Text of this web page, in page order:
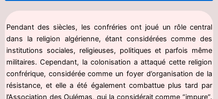
Pendant des siècles, les confréries ont joué un rôle central
dans la religion algérienne, étant considérées comme des
institutions sociales, religieuses, politiques et parfois même
militaires. Cependant, la colonisation a attaqué cette religion
confrérique, considérée comme un foyer d’organisation de la
résistance, et elle a été également combattue plus tard par
l’Association des Oulémas, qui la considérait comme “impure”.